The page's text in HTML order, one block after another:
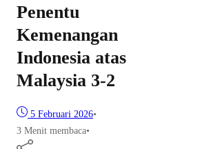
Penentu
Kemenangan
Indonesia atas
Malaysia 3-2
5 Februari 2026•
3 Menit membaca•